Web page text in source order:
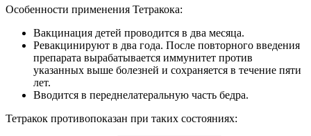
Особенности применения Тетракока:
Вакцинация детей проводится в два месяца.
Ревакцинируют в два года. После повторного введения
препарата вырабатывается иммунитет против
указанных выше болезней и сохраняется в течение пяти
лет.
Вводится в переднелатеральную часть бедра.
Тетракок противопоказан при таких состояниях: